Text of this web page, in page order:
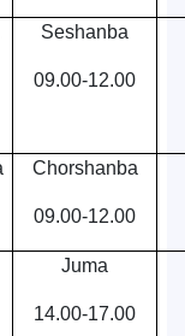
Seshanba
09.00-12.00
Chorshanba
09.00-12.00
Juma
14.00-17.00